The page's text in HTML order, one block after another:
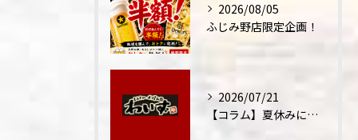
2026/08/05
ふじみ野店限定企画！
2026/07/21
【コラム】夏休みに家族外食が増える理由